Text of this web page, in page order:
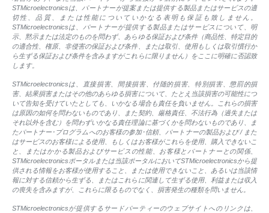
STMicroelectronicsは、パートナーが提案または提供する製品またはサービスの適
切性、品質、または性能についていかなる表明も保証も致しません。
STMicroelectronicsは、パートナーが提供する製品またはサービスについて、明
示、黙示または法定のものを問わず、あらゆる保証および条件（商品性、特定目的
の適合性、権原、非侵害の保証および条件、または取引、使用もしくは取引慣行か
ら生ずる保証および条件を含みますがこれらに限りません）をここに明確に否認致
します。
STMicroelectronicsは、直接損害、間接損害、付随的損害、特別損害、懲罰的損
害、結果損害またはその他のあらゆる損害について、たとえ当該損害の可能性につ
いて告知を受けていたとしても、いかなる場合も責任を負いません。これらの損害
は原因の如何を問わないものであり、また契約、厳格責任、不法行為（過失または
それ以外を含む）を問わずいかなる責任理論に基づくかを問わないものであり、ま
たパートナー･プログラムへのお客様の参加･信頼、パートナーの製品および / また
はサービスのお客様による使用、もしくはお客様がこれらを使用、購入できないこ
と、またはかかる製品およびサービスの性能、お客様とパートナーとの関係、
STMicroelectronicsポータルまたは当該ポータルにおいてSTMicroelectronicsから提
供される情報をお客様が使用すること、または使用できないこと、あるいは当該情
報に対する信頼から生ずる、またはこれらに関連して生ずる使用、利益または収入
の喪失を含みますが、これらに限るものでなく、損害発生の種類を問いません。
STMicroelectronicsが提供するサードパーティーのウェブサイトへのリンクは、